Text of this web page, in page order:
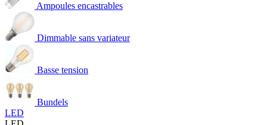
Ampoules encastrables
Dimmable sans variateur
Basse tension
Bundels
LED